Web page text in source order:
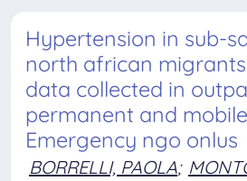
Hypertension in sub-
north african
data collected in
permanent and
Emergency ngo onlus
BORRELLI, PAOLA;